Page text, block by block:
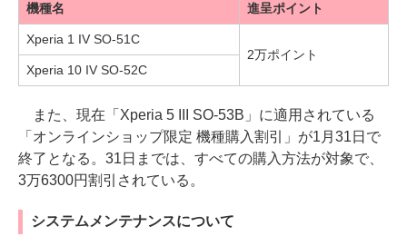
機種名
進呈ポイント
Xperia 1 IV SO-51C
2万ポイント
Xperia 10 IV SO-52C
また、現在「Xperia 5 III SO-53B」に適用されている
「オンラインショップ限定 機種購入割引」が1月31日で
終了となる。31日までは、すべての購入方法が対象で、
3万6300円割引されている。
システムメンテナンスについて